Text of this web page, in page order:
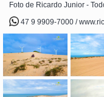
Foto de Ricardo Junior -
47 9 9909-7000 /